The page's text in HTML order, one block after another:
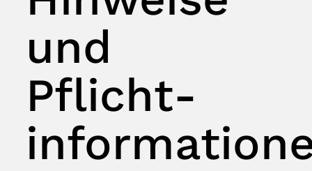
und
Pflicht­